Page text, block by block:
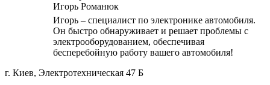
Игорь Романюк
Игорь – специалист по электронике автомобиля.
Он быстро обнаруживает и решает проблемы с
электрооборудованием, обеспечивая
бесперебойную работу вашего автомобиля!
г. Киев, Электротехническая 47 Б